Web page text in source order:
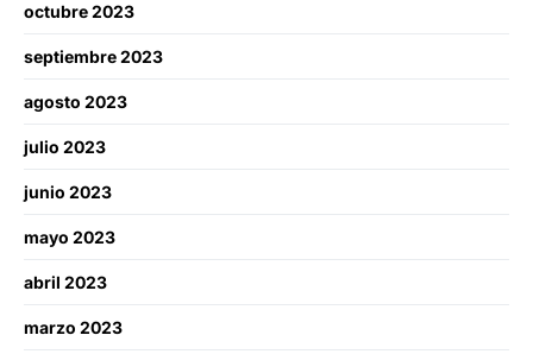
octubre 2023
septiembre 2023
agosto 2023
julio 2023
junio 2023
mayo 2023
abril 2023
marzo 2023